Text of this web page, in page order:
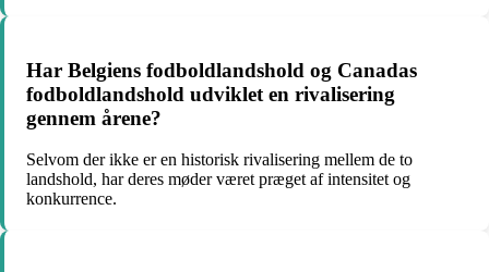
Har Belgiens fodboldlandshold og Canadas
fodboldlandshold udviklet en rivalisering
gennem årene?
Selvom der ikke er en historisk rivalisering mellem de to
landshold, har deres møder været præget af intensitet og
konkurrence.